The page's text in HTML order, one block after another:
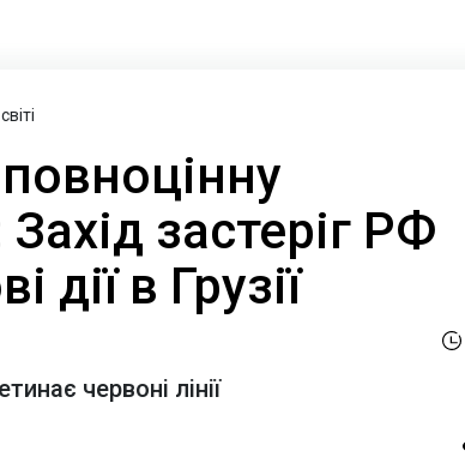
застеріг РФ
дії в Грузії
червоні лінії